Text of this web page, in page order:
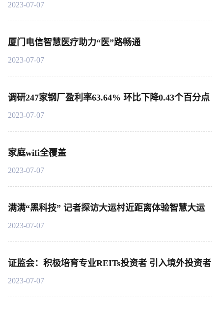
2023-07-07
厦门电信智慧医疗助力“医”路畅通
2023-07-07
调研247家钢厂盈利率63.64% 环比下降0.43个百分点
2023-07-07
家庭wifi全覆盖
2023-07-07
满满“黑科技” 记者探访大运村近距离体验智慧大运
2023-07-07
证监会：积极培育专业REITs投资者 引入境外投资者
2023-07-07